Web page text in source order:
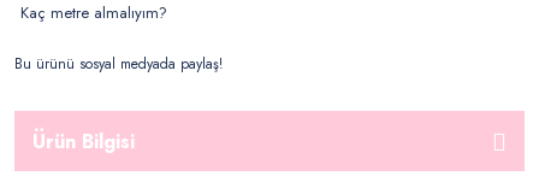
Kaç metre almalıyım?
Bu ürünü sosyal medyada paylaş!
Ürün Bilgisi